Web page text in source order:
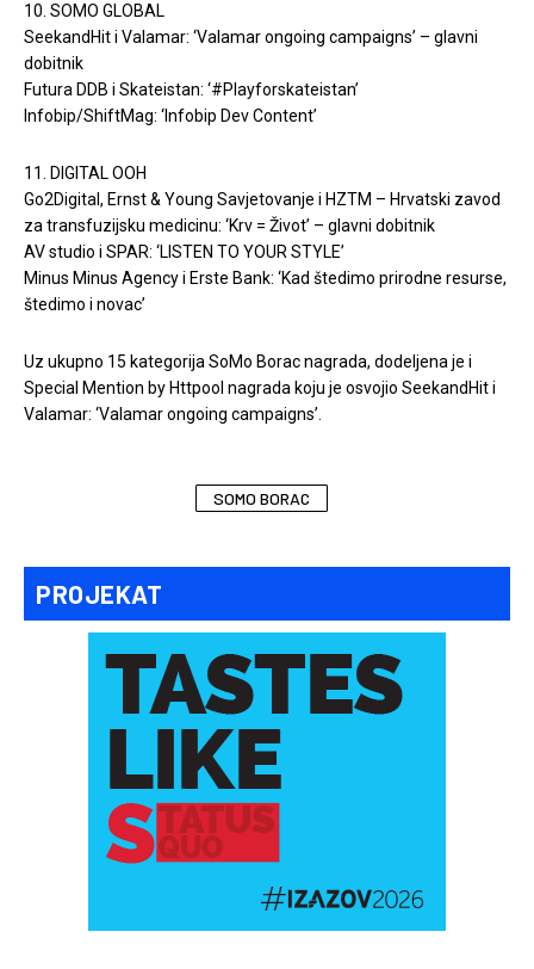
PROJEKAT
10. SOMO GLOBAL
SeekandHit i Valamar: ‘Valamar ongoing campaigns’ – glavni
dobitnik
Futura DDB i Skateistan: ‘#Playforskateistan’
Infobip/ShiftMag: ‘Infobip Dev Content’
11. DIGITAL OOH
Go2Digital, Ernst & Young Savjetovanje i HZTM – Hrvatski zavod
za transfuzijsku medicinu: ‘Krv = Život’ – glavni dobitnik
AV studio i SPAR: ‘LISTEN TO YOUR STYLE’
Minus Minus Agency i Erste Bank: ‘Kad štedimo prirodne resurse,
štedimo i novac’
Uz ukupno 15 kategorija SoMo Borac nagrada, dodeljena je i
Special Mention by Httpool nagrada koju je osvojio SeekandHit i
Valamar: ‘Valamar ongoing campaigns’.
SOMO BORAC